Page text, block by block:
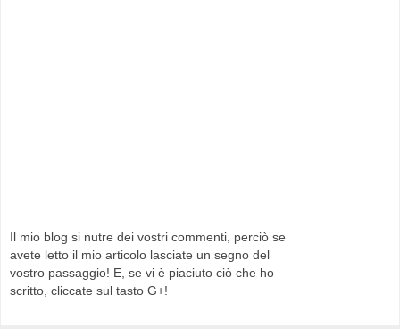
Il mio blog si nutre dei vostri commenti, perciò se
avete letto il mio articolo lasciate un segno del
vostro passaggio! E, se vi è piaciuto ciò che ho
scritto, cliccate sul tasto G+!